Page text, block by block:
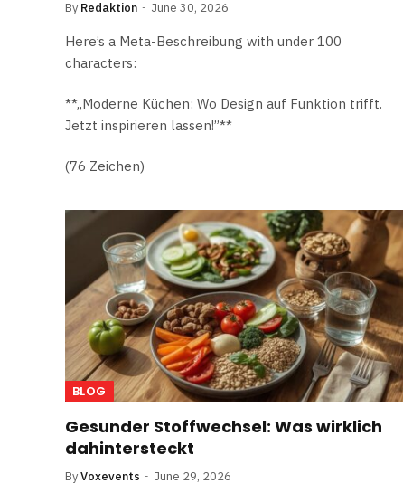
By Redaktion June 30, 2026
Here’s a Meta-Beschreibung with under 100
characters:
**„Moderne Küchen: Wo Design auf Funktion trifft.
Jetzt inspirieren lassen!”**
(76 Zeichen)
BLOG
Gesunder Stoffwechsel: Was wirklich
dahintersteckt
ByVoxevents June 29, 2026